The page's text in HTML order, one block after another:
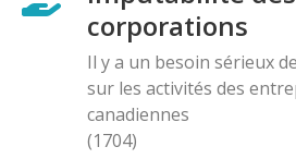
corporations
Il y a un besoin sérieux
sur les activités des
canadiennes
(1704)